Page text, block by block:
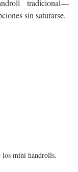
tradicional—
sin saturarse.
los mini handrolls.